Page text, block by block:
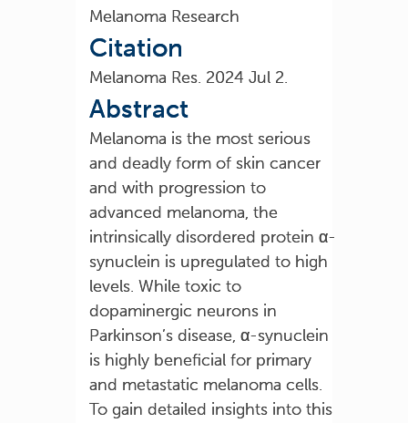
Melanoma Research
Citation
Melanoma Res. 2024 Jul 2.
Abstract
Melanoma is the most serious
and deadly form of skin cancer
and with progression to
advanced melanoma, the
intrinsically disordered protein α-
synuclein is upregulated to high
levels. While toxic to
dopaminergic neurons in
Parkinson’s disease, α-synuclein
is highly beneficial for primary
and metastatic melanoma cells.
To gain detailed insights into this